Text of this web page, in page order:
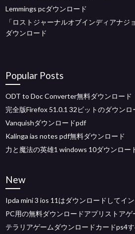
Lemmings pcダウンロード
「ロストジャーナルオブインディアナジ
ダウンロード
Popular Posts
ODT to Doc Converter無料ダウンロード
完全版Firefox 51.0.1 32ビットのダウンロ
Vanquishダウンロードpdf
Kalinga ias notes pdf無料ダウンロード
力と魔法の英雄1 windows 10ダウンロー
New
Ipda mini 3 ios 11はダウンロードしてイ
PC用の無料ダウンロードアプリストアゲ
テラリアゲームダウンロードカードps4